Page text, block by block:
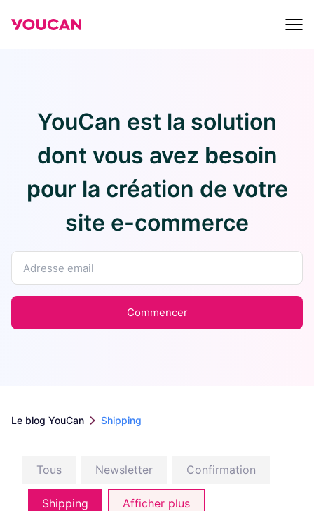
YouCan est la solution
dont vous avez besoin
pour la création de votre
site e-commerce
Commencer
Le blog YouCan Shipping
Tous Newsletter Confirmation
Shipping Afficher plus